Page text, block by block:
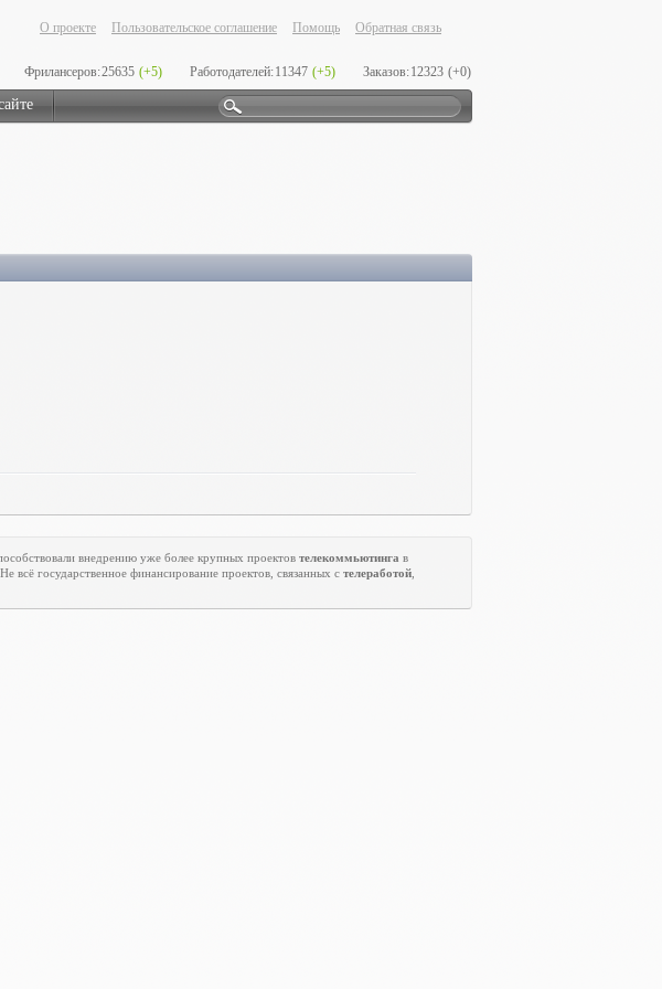
О проекте Пользовательское соглашение Помощь Обратная связь
Фрилансеров:25635 (+5) Работодателей:11347 (+5) Заказов:12323 (+0)
внедрению уже более крупных проектов телекоммьютинга в
государственное финансирование проектов, связанных с телеработой